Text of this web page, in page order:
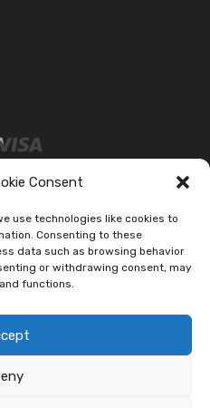
Consent
use technologies like cookies to
Consenting to these
data such as browsing behavior
or withdrawing consent, may
functions.
Parts | Icons made by